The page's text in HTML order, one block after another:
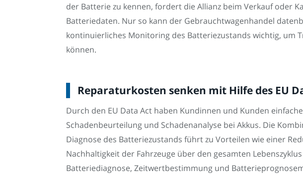
der Batterie zu kennen, fordert die Allianz beim Verkauf oder
Batteriedaten. Nur so kann der Gebrauchtwagenhandel
kontinuierliches Monitoring des Batteriezustands wichtig, um
können.
Reparaturkosten senken mit Hilfe des EU
Durch den EU Data Act haben Kundinnen und Kunden
Schadenbeurteilung und Schadenanalyse bei Akkus. Die
Diagnose des Batteriezustands führt zu Vorteilen wie einer
Nachhaltigkeit der Fahrzeuge über den gesamten
Batteriediagnose, Zeitwertbestimmung und